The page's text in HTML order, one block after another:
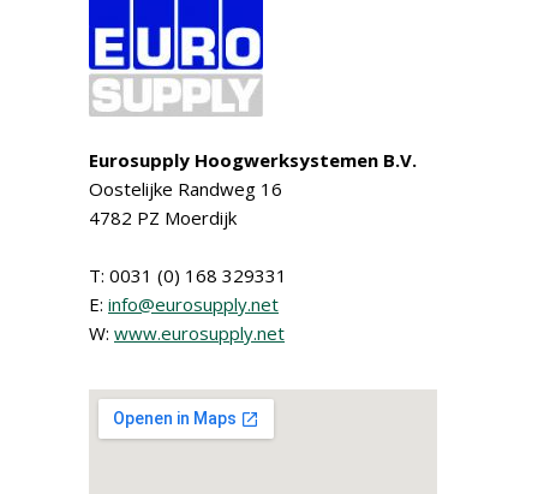
Eurosupply Hoogwerksystemen B.V.
Oostelijke Randweg 16
4782 PZ Moerdijk
T: 0031 (0) 168 329331
E: info@eurosupply.net
W: www.eurosupply.net